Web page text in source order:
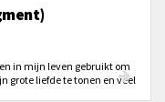
in mijn leven gebruikt om
grote liefde te tonen en veel